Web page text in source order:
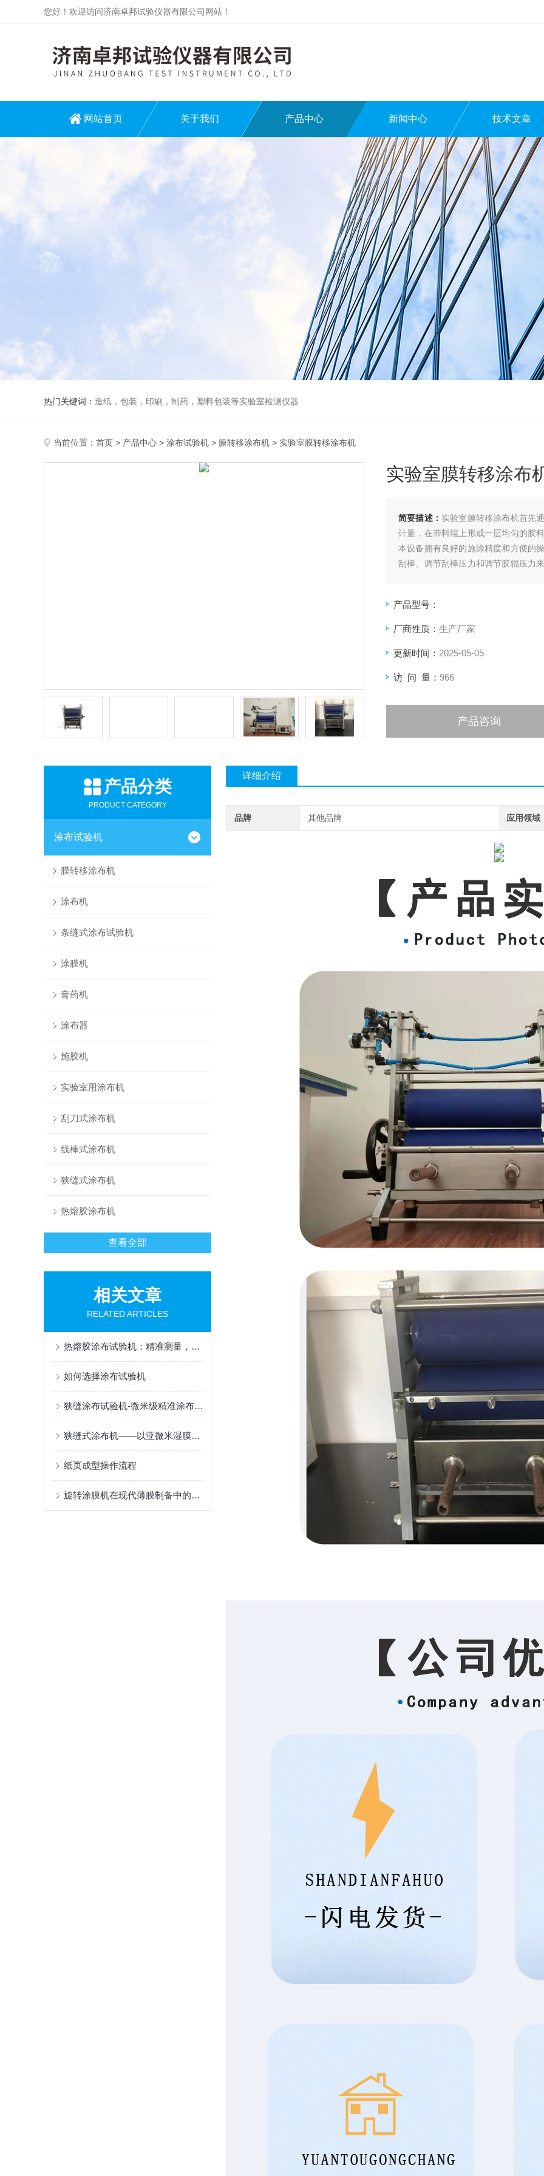
您好！欢迎访问济南卓邦试验仪器有限公司网站！
网站首页 关于我们 产品中心 新闻中心 技术文章
热门关键词： 造纸，包装，印刷，制药，塑料包装等实验室检测仪器
当前位置： 首页 > 产品中心 > 涂布试验机 > 膜转移涂布机 > 实验室膜转移涂布机
实验室膜转移涂布
简要描述： 实验室膜转移涂布机首先
计量，在带料辊上形成一层均匀的胶
本设备拥有良好的施涂精度和方便的
刮棒、调节刮棒压力和调节胶辊压力
产品型号：
厂商性质： 生产厂家
更新时间： 2025-05-05
访 问 量： 966
产品咨询
产品分类
PRODUCT CATEGORY
涂布试验机
膜转移涂布机
涂布机
条缝式涂布试验机
涂膜机
膏药机
涂布器
施胶机
实验室用涂布机
刮刀式涂布机
线棒式涂布机
狭缝式涂布机
热熔胶涂布机
查看全部
相关文章
RELATED ARTICLES
热熔胶涂布试验机：精准测量，创新工艺
如何选择涂布试验机
狭缝涂布试验机-微米级精准涂布，赋能新能源与半导体科研创新
狭缝式涂布机——以亚微米湿膜均匀性，铺垫功能薄膜的性能基石
纸页成型操作流程
旋转涂膜机在现代薄膜制备中的应用
详细介绍
品牌 其他品牌 应用领域